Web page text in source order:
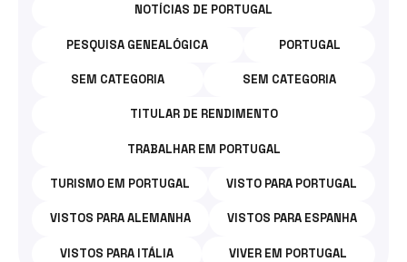
NOTÍCIAS DE PORTUGAL
PESQUISA GENEALÓGICA PORTUGAL
SEM CATEGORIA SEM CATEGORIA
TITULAR DE RENDIMENTO
TRABALHAR EM PORTUGAL
TURISMO EM PORTUGAL VISTO PARA PORTUGAL
VISTOS PARA ALEMANHA VISTOS PARA ESPANHA
VISTOS PARA ITÁLIA VIVER EM PORTUGAL